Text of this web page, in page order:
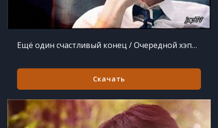
Ещё один счастливый конец / Очередной хэппи-энд / Hanbeon Deo Haepiending / One more happy ending [18 из 18] (2016) HDTVRip 720p
Скачать